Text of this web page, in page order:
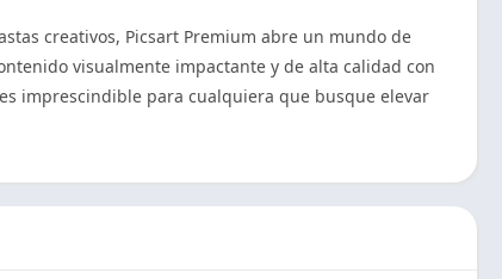
creativos, Picsart Premium abre un mundo de
visualmente impactante y de alta calidad con
imprescindible para cualquiera que busque elevar